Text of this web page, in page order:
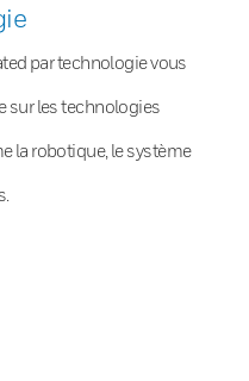
par technologie vous
sur les technologies
la robotique, le système